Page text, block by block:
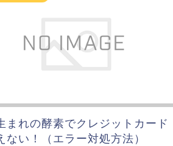
まれの酵素でクレジットカード
ない！（エラー対処方法）